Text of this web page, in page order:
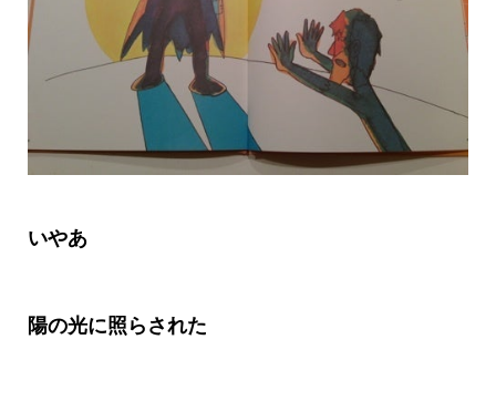
いやあ
陽の光に照らされた